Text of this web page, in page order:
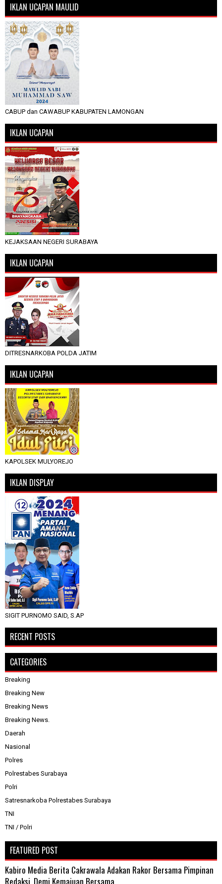
IKLAN UCAPAN MAULID
CABUP dan CAWABUP KABUPATEN LAMONGAN
IKLAN UCAPAN
KEJAKSAAN NEGERI SURABAYA
IKLAN UCAPAN
DITRESNARKOBA POLDA JATIM
IKLAN UCAPAN
KAPOLSEK MULYOREJO
IKLAN DISPLAY
SIGIT PURNOMO SAID, S.AP
RECENT POSTS
CATEGORIES
Breaking
Breaking New
Breaking News
Breaking News.
Daerah
Nasional
Polres
Polrestabes Surabaya
Polri
Satresnarkoba Polrestabes Surabaya
TNI
TNI / Polri
FEATURED POST
Kabiro Media Berita Cakrawala Adakan Rakor Bersama Pimpinan
Redaksi, Demi Kemajuan Bersama